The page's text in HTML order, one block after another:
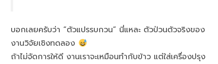
บอกเลยครับว่า “ตัวแปรรบกวน” นี่แหละ ตัวป่วนตัวจริงของ
งานวิจัยเชิงทดลอง
ถ้าไม่จัดการให้ดี งานเราจะเหมือนทำกับข้าว แต่ใส่เครื่องปรุง